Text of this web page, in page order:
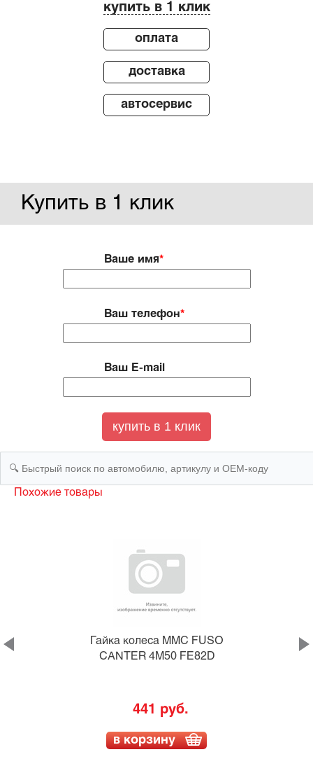
купить в 1 клик
оплата
доставка
автосервис
Купить в 1 клик
Ваше имя*
Ваш телефон*
Ваш E-mail
Похожие товары
Гайка колеса MMC FUSO
CANTER 4M50 FE82D
441 руб.
в корзину